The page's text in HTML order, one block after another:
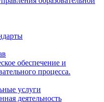
обеспечение и
процесса.
услуги
деятельность